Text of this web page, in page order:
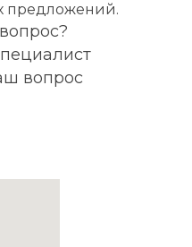
предложений.
вопрос